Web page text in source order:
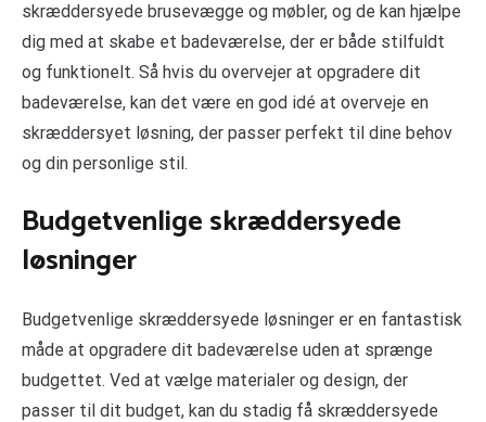
skræddersyede brusevægge og møbler, og de kan hjælpe
dig med at skabe et badeværelse, der er både stilfuldt
og funktionelt. Så hvis du overvejer at opgradere dit
badeværelse, kan det være en god idé at overveje en
skræddersyet løsning, der passer perfekt til dine behov
og din personlige stil.
Budgetvenlige skræddersyede
løsninger
Budgetvenlige skræddersyede løsninger er en fantastisk
måde at opgradere dit badeværelse uden at sprænge
budgettet. Ved at vælge materialer og design, der
passer til dit budget, kan du stadig få skræddersyede